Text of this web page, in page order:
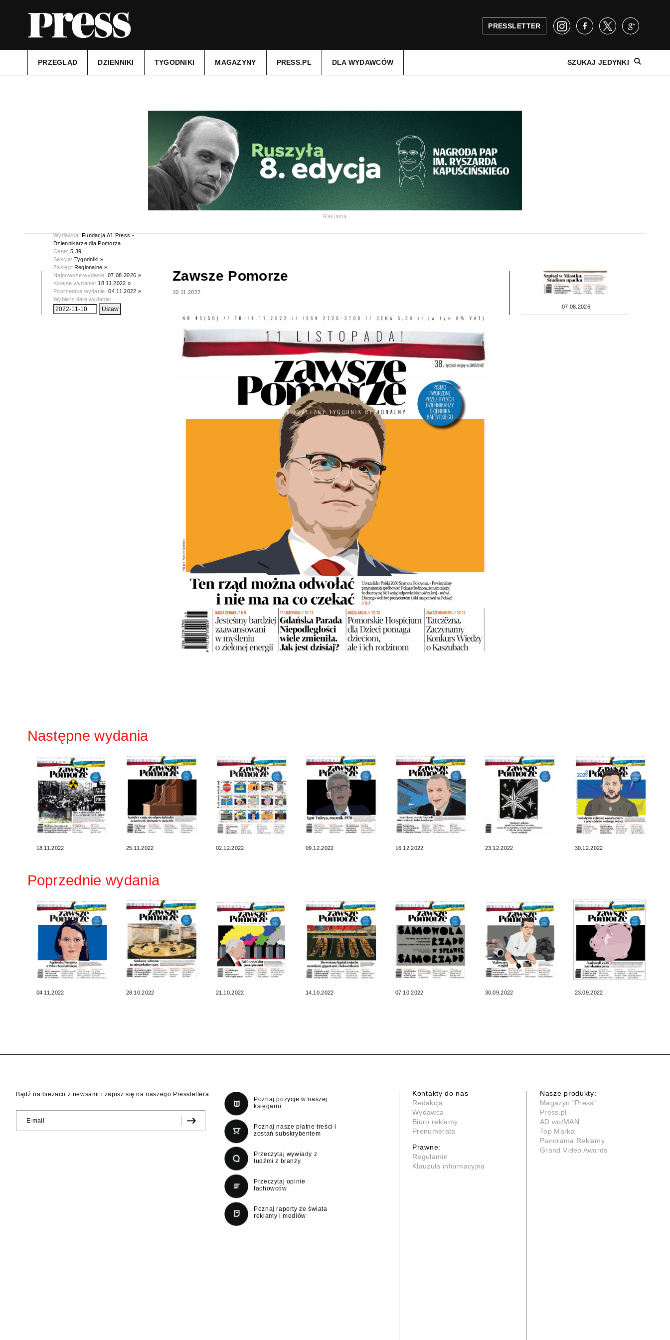
PRESSLETTER
PRZEGLĄD DZIENNIKI TYGODNIKI MAGAZYNY PRESS.PL DLA WYDAWCÓW SZUKAJ JEDYNKI
Reklama
Wydawca:Fundacja A1 Press -
Dziennikarze dla Pomorza
Cena: 5,39
Sekcja: Tygodniki »
Zasięg: Regionalne »
Najnowsze wydanie:07.08.2026 »
Kolejne wydanie: 18.11.2022 »
Poprzednie wydanie:04.11.2022 »
Wybierz datę wydania:
Zawsze Pomorze
10.11.2022
07.08.2026
Następne wydania
18.11.2022 25.11.2022 02.12.2022 09.12.2022 16.12.2022 23.12.2022 30.12.2022
Poprzednie wydania
04.11.2022 28.10.2022 21.10.2022 14.10.2022 07.10.2022 30.09.2022 23.09.2022
Bądź na bieżaco z newsami i zapisz się na naszego Presslettera
Poznaj pozycje w naszej
księgarni
Poznaj nasze płatne treści i
zostań subskrybentem
Przeczytaj wywiady z
ludźmi z branży
Przeczytaj opinie
fachowców
Poznaj raporty ze świata
reklamy i mediów
Kontakty do nas
Redakcja
Wydawca
Biuro reklamy
Prenumerata
Prawne:
Regulamin
Klauzula informacyjna
Nasze produkty:
Magazyn "Press"
Press.pl
AD wo/MAN
Top Marka
Panorama Reklamy
Grand Video Awards